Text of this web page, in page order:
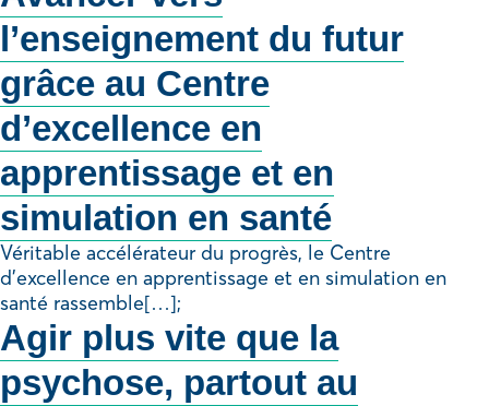
l’enseignement du futur
grâce au Centre
d’excellence en
apprentissage et en
simulation en santé
Véritable accélérateur du progrès, le Centre
d’excellence en apprentissage et en simulation en
santé rassemble[…];
Agir plus vite que la
psychose, partout au